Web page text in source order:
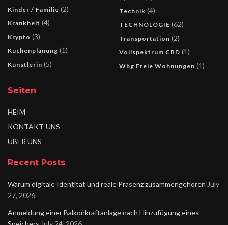
Kinder / Familie (2)
Krankheit (4)
Krypto (3)
Küchenplanung (1)
Künstlerin (5)
Technik (4)
TECHNOLOGIE (62)
Transportation (2)
Vollspektrum CBD (1)
Wbg Freie Wohnungen (1)
Seiten
HEIM
KONTAKT-UNS
ÜBER UNS
Recent Posts
Warum digitale Identität und reale Präsenz zusammengehören July
27, 2026
Anmeldung einer Balkonkraftanlage nach Hinzufügung eines